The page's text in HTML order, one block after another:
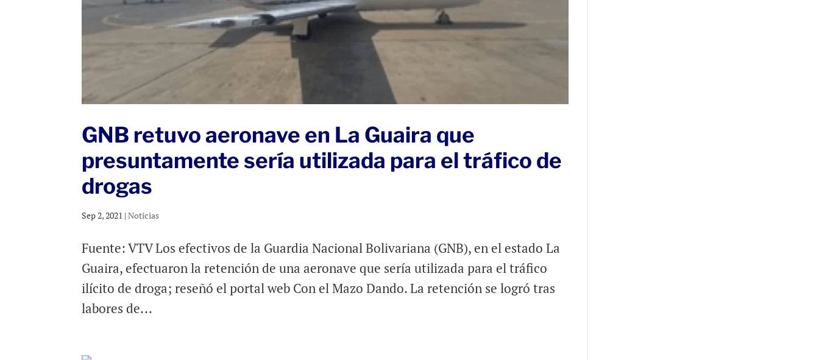
GNB retuvo aeronave en La Guaira que
presuntamente sería utilizada para el tráfico de
drogas
Sep 2, 2021 |Noticias
Fuente: VTV Los efectivos de la Guardia Nacional Bolivariana (GNB), en el estado La
Guaira, efectuaron la retención de una aeronave que sería utilizada para el tráfico
ilícito de droga; reseñó el portal web Con el Mazo Dando. La retención se logró tras
labores de...